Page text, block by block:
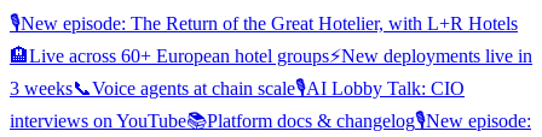
🎙️New episode: The Return of the Great Hotelier, with L+R Hotels
🏨Live across 60+ European hotel groups⚡New deployments live in
3 weeks📞Voice agents at chain scale🎙️AI Lobby Talk: CIO
interviews on YouTube📚Platform docs & changelog🎙️New episode: